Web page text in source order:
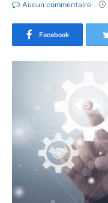
Aucun commentaire
Facebook